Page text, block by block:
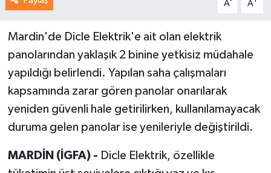
A A
Mardin'de Dicle Elektrik'e ait olan elektrik
panolarından yaklaşık 2 binine yetkisiz müdahale
yapıldığı belirlendi. Yapılan saha çalışmaları
kapsamında zarar gören panolar onarılarak
yeniden güvenli hale getirilirken, kullanılamayacak
duruma gelen panolar ise yenileriyle değiştirildi.
MARDİN (İGFA) - Dicle Elektrik, özellikle